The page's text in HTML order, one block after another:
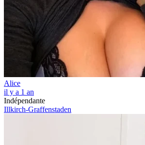
Alice
il y a 1 an
Indépendante
Illkirch-Graffenstaden